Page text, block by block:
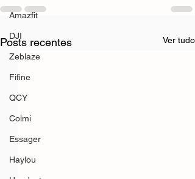
Amazfit
DJI
Zeblaze
Fifine
QCY
Colmi
Essager
Haylou
Posts recentes Ver tudo